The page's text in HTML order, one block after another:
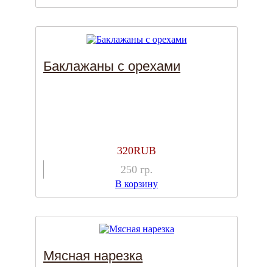
Баклажаны с орехами
320RUB
250 гр.
В корзину
Мясная нарезка